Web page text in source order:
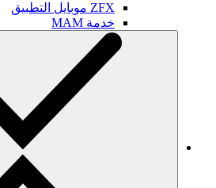
ZFX موبايل التطبيق
خدمة MAM